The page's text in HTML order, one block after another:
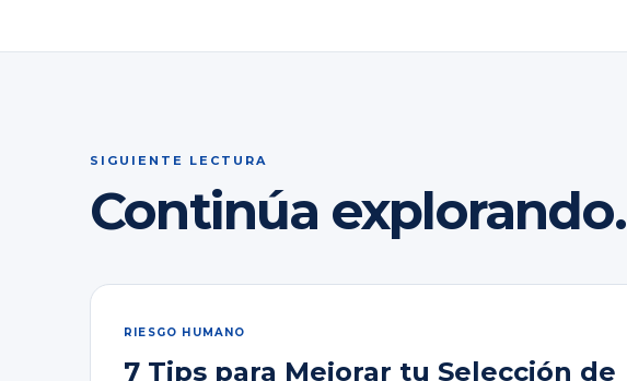
SIGUIENTE LECTURA
Continúa explorando.
RIESGO HUMANO
7 Tips para Mejorar tu Selección de